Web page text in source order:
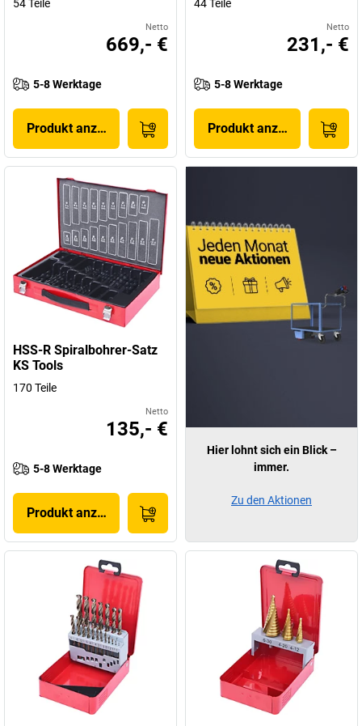
54 Teile
Netto
669,- €
5-8 Werktage
Produkt anzeigen
44 Teile
Netto
231,- €
5-8 Werktage
Produkt anzeigen
HSS-R Spiralbohrer-Satz
KS Tools
170 Teile
Netto
135,- €
5-8 Werktage
Produkt anzeigen
Hier lohnt sich ein Blick –
immer.
Zu den Aktionen